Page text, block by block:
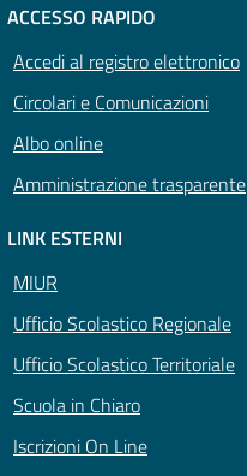
ACCESSO RAPIDO
Accedi al registro elettronico
Circolari e Comunicazioni
Albo online
Amministrazione trasparente
LINK ESTERNI
MIUR
Ufficio Scolastico Regionale
Ufficio Scolastico Territoriale
Scuola in Chiaro
Iscrizioni On Line